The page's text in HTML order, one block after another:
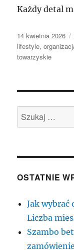
Każdy detal
Data
publikacji
14 kwietnia 2026
lifestyle,
towarzyskie
Szukaj:
OSTATNIE
Jak wybrać
Liczba
Szambo